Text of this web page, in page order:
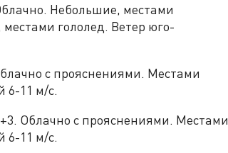
Небольшие, местами
гололед. Ветер юго-
с прояснениями. Местами
6-11 м/с.
Облачно с прояснениями. Местами
6-11 м/с.